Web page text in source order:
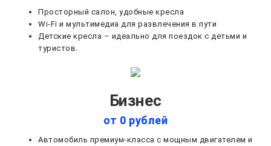
Просторный салон, удобные кресла
Wi-Fi и мультимедиа для развлечения в пути
Детские кресла – идеально для поездок с детьми и
туристов.
Бизнес
от 0 рублей
Автомобиль премиум-класса с мощным двигателем и